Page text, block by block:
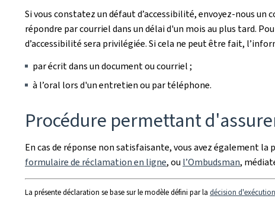
Si vous constatez un défaut d’accessibilité, envoyez-nous un
répondre par courriel dans un délai d'un mois au plus tard.
d’accessibilité sera privilégiée. Si cela ne peut être fait,
par écrit dans un document ou courriel ;
à l’oral lors d'un entretien ou par téléphone.
Procédure permettant
En cas de réponse non satisfaisante, vous avez également la
formulaire de réclamation en ligne, ou l’Ombudsman,
La présente déclaration se base sur le modèle défini par la décision d'exécution